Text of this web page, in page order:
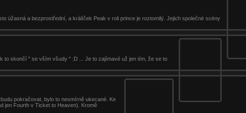
úžasná a bezprostřední, a králíček Peak v roli prince je roztomilý. Jejich společné scény
to skončí " se vším všudy " :D ... Je to zajímavé už jen tím, že se to
pokračovat, bylo to nesmírně ukecané. Ke
jen Fourth v Ticket to Heaven). Kromě